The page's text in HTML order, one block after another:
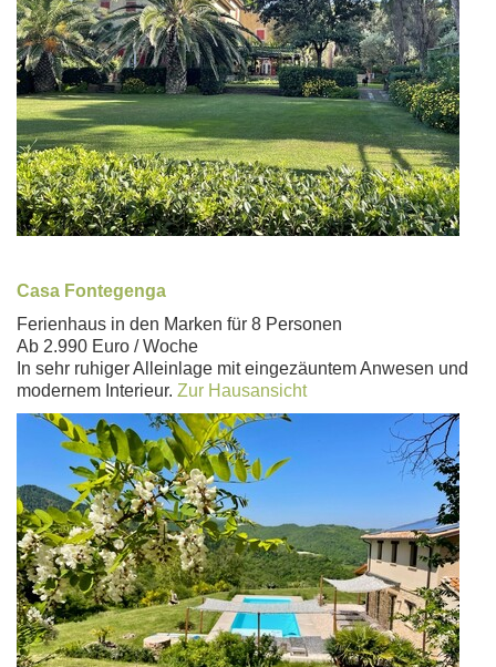
Casa Fontegenga
Ferienhaus in den Marken für 8 Personen
Ab 2.990 Euro / Woche
In sehr ruhiger Alleinlage mit eingezäuntem Anwesen und
modernem Interieur. Zur Hausansicht